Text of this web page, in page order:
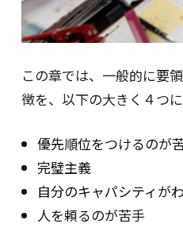
この章では、一般的に要
徴を、以下の大きく４つ
優先順位をつけるのが
完璧主義
自分のキャパシティが
人を頼るのが苦手